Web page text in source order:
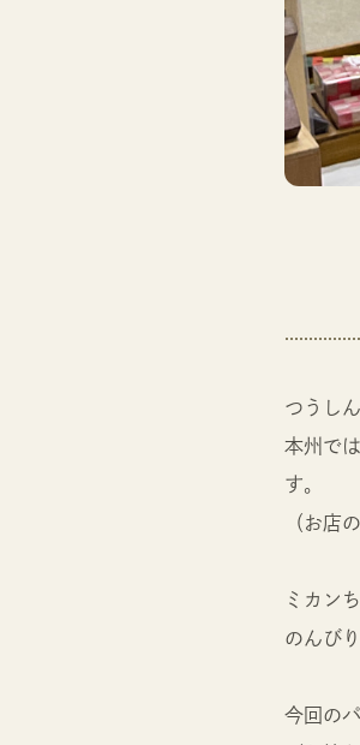
つうし
本州で
す。
（お店
ミカン
のんび
今回の